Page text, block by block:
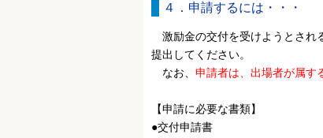
４．申請するには・・・
激励金の交付を受けようとされ
提出してください。
なお、 申請者は、出場者が属す
【申請に必要な書類】
●交付申請書